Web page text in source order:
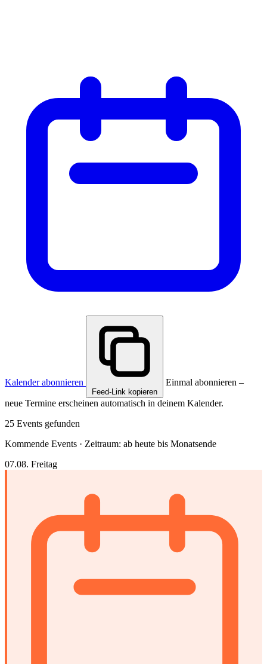
Kalender abonnieren
Feed-Link kopieren
Einmal abonnieren –
neue Termine erscheinen automatisch in deinem Kalender.
25 Events gefunden
Kommende Events · Zeitraum: ab heute bis Monatsende
07.08. Freitag